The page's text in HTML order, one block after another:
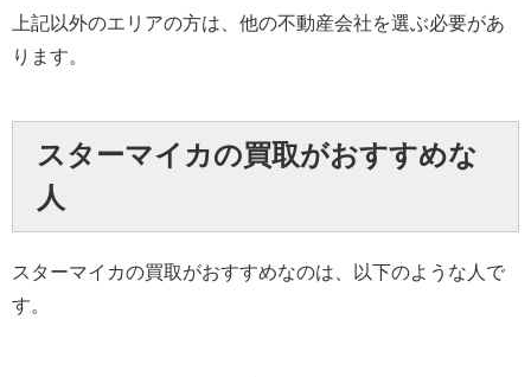
上記以外のエリアの方は、他の不動産会社を選ぶ必要があ
ります。
スターマイカの買取がおすすめな
人
スターマイカの買取がおすすめなのは、以下のような人で
す。